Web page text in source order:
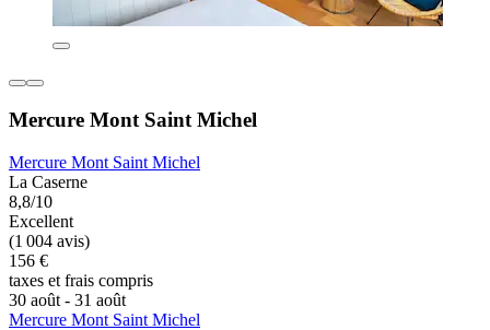
Mercure Mont Saint Michel
Mercure Mont Saint Michel
La Caserne
8,8/10
Excellent
(1 004 avis)
156 €
taxes et frais compris
30 août - 31 août
Mercure Mont Saint Michel